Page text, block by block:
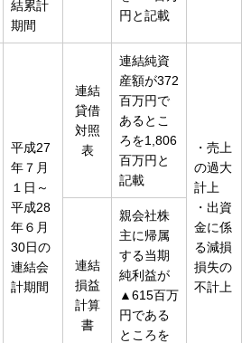
結累計
期間
円と記載
平成27
年７月
１日～
平成28
年６月
30日の
連結会
計期間
連結
貸借
対照
表
連結純資
産額が372
百万円で
あるとこ
ろを1,806
百万円と
記載
・売上
の過大
計上
・出資
金に係
る減損
損失の
不計上
連結
損益
計算
書
親会社株
主に帰属
する当期
純利益が
▲615百万
円である
ところを